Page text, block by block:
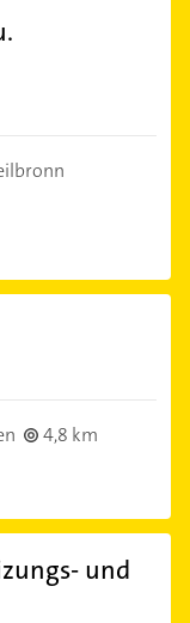
4,8 km
und